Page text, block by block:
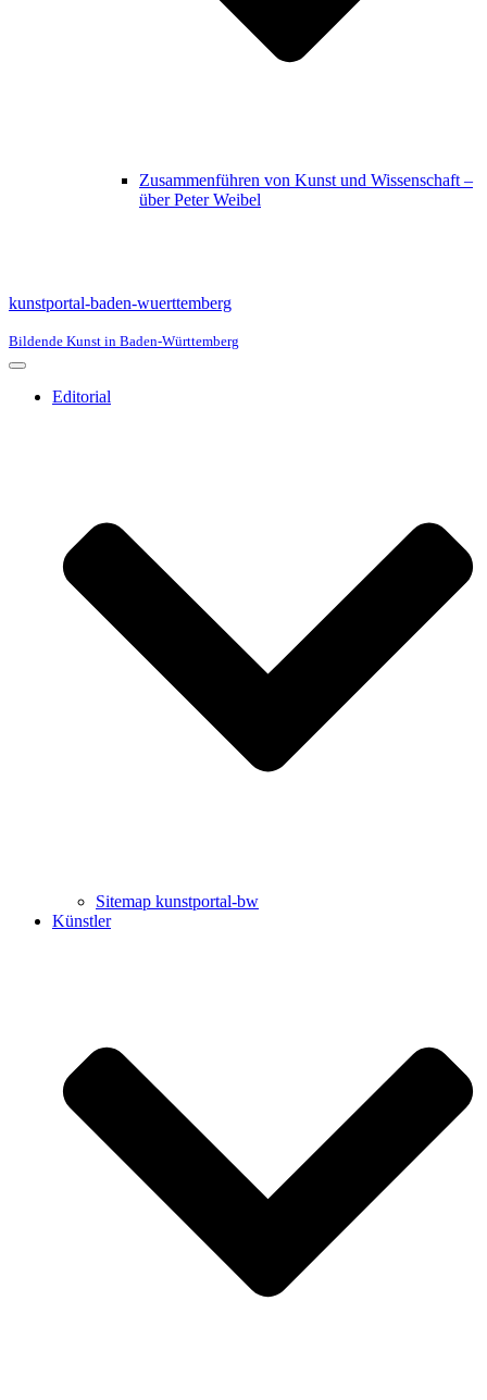
Zusammenführen von Kunst und Wissenschaft –
über Peter Weibel
Uli Rothfuss
Harald Schwiers
Buchbesprechungen von Harald Schwiers
Haralds Streifzüge
Hörtipps von Harald Schwiers
Kunstausflüge mit Sigrid Balke
Marc Peschke – Out of The Länd
Buchtipps von Uli Rothfuss
kunstportal-baden-wuerttemberg
Bildende Kunst in Baden-Württemberg
Navigationsmenü
Editorial
Sitemap kunstportal-bw
Künstler